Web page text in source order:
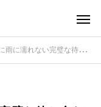
完璧な待ち合わせ場所！迷わず会える裏技